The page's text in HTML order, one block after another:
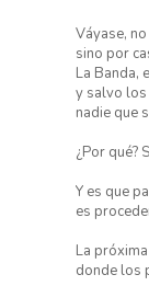
Váyase,
sino por
La Banda,
y salvo los
nadie que
¿Por qué?
Y es que
es
La
donde los